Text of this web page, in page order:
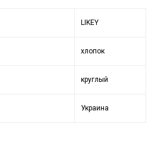
LIKEY
хлопок
круглый
Украина